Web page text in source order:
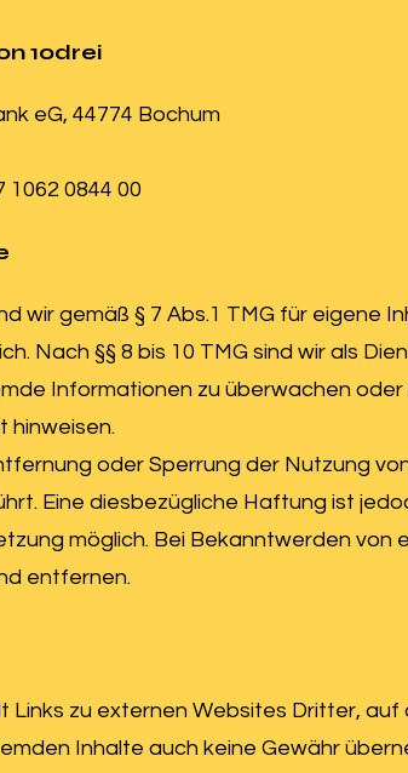
10drei
eG, 44774 Bochum
1062 0844 00
wir gemäß § 7 Abs.1 TMG für eigene
Nach §§ 8 bis 10 TMG sind wir als
Informationen zu überwachen
hinweisen.
oder Sperrung der Nutzung
Eine diesbezügliche Haftung ist
möglich. Bei Bekanntwerden
entfernen.
Links zu externen Websites Dritter, auf
Inhalte auch keine Gewähr